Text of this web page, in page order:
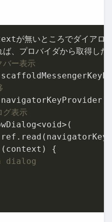
が無いところでダイアロ
ー表示
表示
dialog